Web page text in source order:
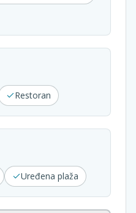
Restoran
Uređena plaža